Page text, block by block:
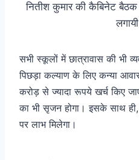
नितीश कुमार की कैबिनेट बैठक
सभी स्कूलों में छात्रावास की भी
पिछड़ा कल्याण के लिए कन्या
करोड़ से ज्यादा रूपये खर्च किए
का भी सृजन होगा। इसके साथ
पर लाभ मिलेगा।